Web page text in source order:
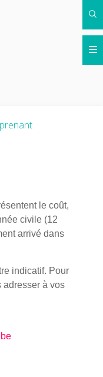
le coût,
civile (12
arrivé dans
indicatif. Pour
adresser à vos